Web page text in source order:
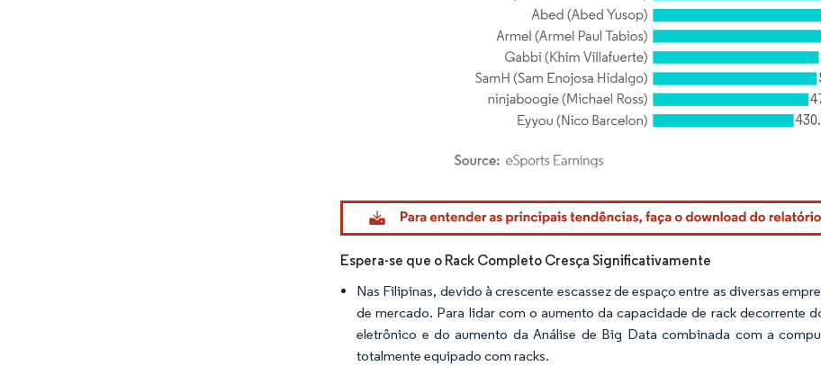
Imagem © Mordor Intelligence. O reuso requer atribuição conforme CC BY 4.0.
Espera-se que o Rack Completo Cresça Significativamente
Nas Filipinas, devido à crescente escassez de espaço entre as diversas
de mercado. Para lidar com o aumento da capacidade de rack decorrente
eletrônico e do aumento da Análise de Big Data combinada com a
totalmente equipado com racks.